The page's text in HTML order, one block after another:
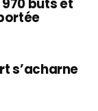
buts et
s’acharne